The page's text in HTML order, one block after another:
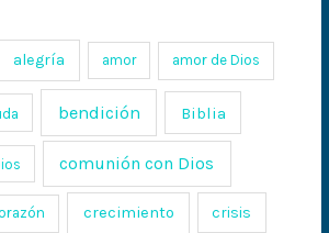
alegría amor amor de Dios
bendición Biblia
comunión con Dios
crecimiento crisis